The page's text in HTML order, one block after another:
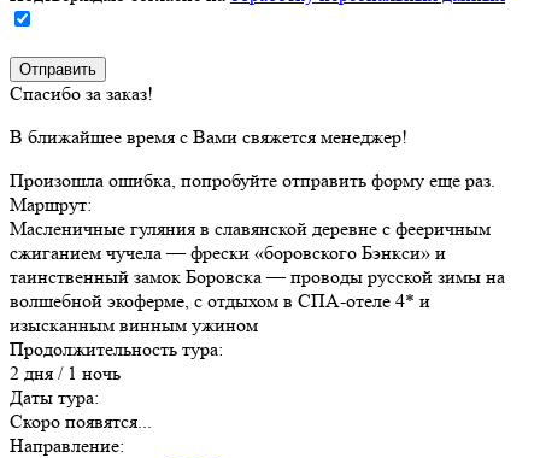
Спасибо за заказ!
В ближайшее время с Вами свяжется менеджер!
Произошла ошибка, попробуйте отправить форму еще раз.
Маршрут:
Масленичные гуляния в славянской деревне с фееричным
сжиганием чучела — фрески «боровского Бэнкси» и
таинственный замок Боровска — проводы русской зимы на
волшебной экоферме, с отдыхом в СПА-отеле 4* и
изысканным винным ужином
Продолжительность тура:
2 дня / 1 ночь
Даты тура:
Скоро появятся...
Направление: